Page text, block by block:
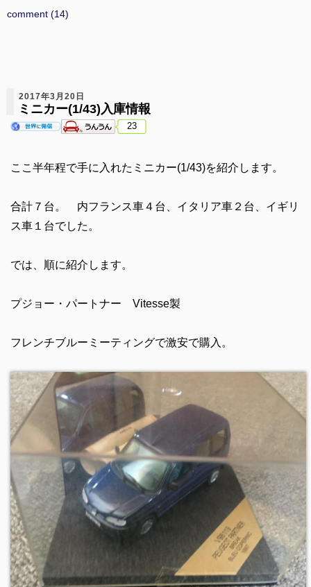
comment (14)
2017年3月20日
ミニカー(1/43)入庫情報
23
ここ半年程で手に入れたミニカー(1/43)を紹介します。
合計７台。 内フランス車４台、イタリア車２台、イギリ
ス車１台でした。
では、順に紹介します。
プジョー・パートナー Vitesse製
フレンチブルーミーティングで激安で購入。